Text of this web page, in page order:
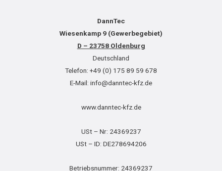
DannTec
Wiesenkamp 9 (Gewerbegebiet)
D – 23758 Oldenburg
Deutschland
Telefon: +49 (0) 175 89 59 678
E-Mail: info@danntec-kfz.de
www.danntec-kfz.de
USt – Nr: 24369237
USt – ID: DE278694206
Betriebsnummer: 24369237